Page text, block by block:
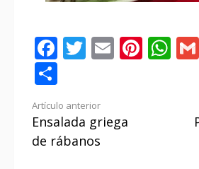
Facebook
Twitter
Email
Seguir
leyendo
Artículo anterior
Ensalada griega
de rábanos